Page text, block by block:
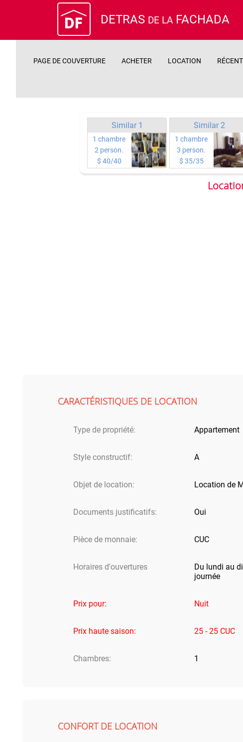
DETRAS DE LA FACHADA
PAGE DE COUVERTURE ACHETER LOCATION
Similar 1
1 chambre
2 person.
$ 40/40
Similar 2
1 chambre
3 person.
$ 35/35
CARACTÉRISTIQUES DE LOCATION
Type de propriété: Appartement
Style constructif: A
Objet de location: Location de
Documents justificatifs: Oui
Pièce de monnaie: CUC
Horaires d'ouvertures
Du lundi au
journée
Prix ​​pour: Nuit
Prix ​​haute saison: 25 - 25 CUC
Chambres: 1
CONFORT DE LOCATION